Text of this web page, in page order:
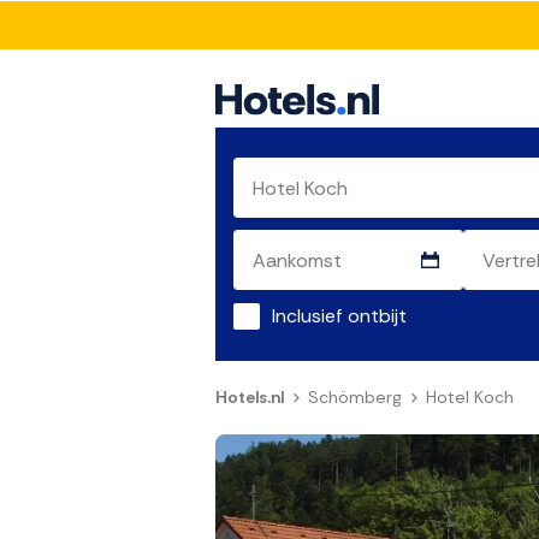
Inclusief ontbijt
Hotels.nl Schömberg Hotel Koch